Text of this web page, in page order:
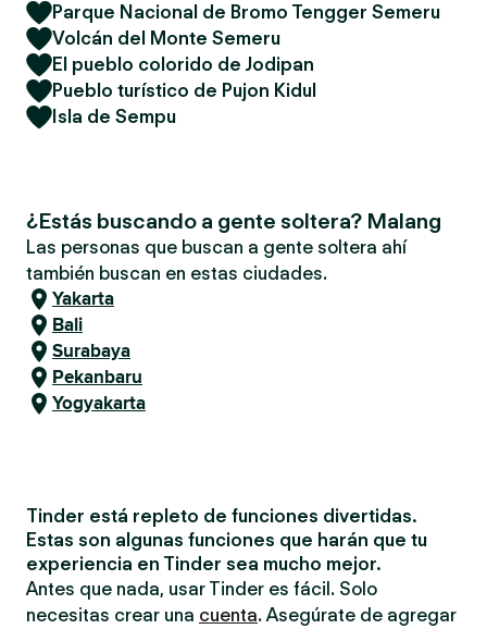
Parque Nacional de Bromo Tengger Semeru
Volcán del Monte Semeru
El pueblo colorido de Jodipan
Pueblo turístico de Pujon Kidul
Isla de Sempu
¿Estás buscando a gente soltera? Malang
Las personas que buscan a gente soltera ahí
también buscan en estas ciudades.
Yakarta
Bali
Surabaya
Pekanbaru
Yogyakarta
Tinder está repleto de funciones divertidas.
Estas son algunas funciones que harán que tu
experiencia en Tinder sea mucho mejor.
Antes que nada, usar Tinder es fácil. Solo
necesitas crear una cuenta. Asegúrate de agregar